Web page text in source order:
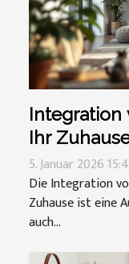
Integration
Ihr
5. Januar 2026
Die Integration
Zuhause ist eine
auch...